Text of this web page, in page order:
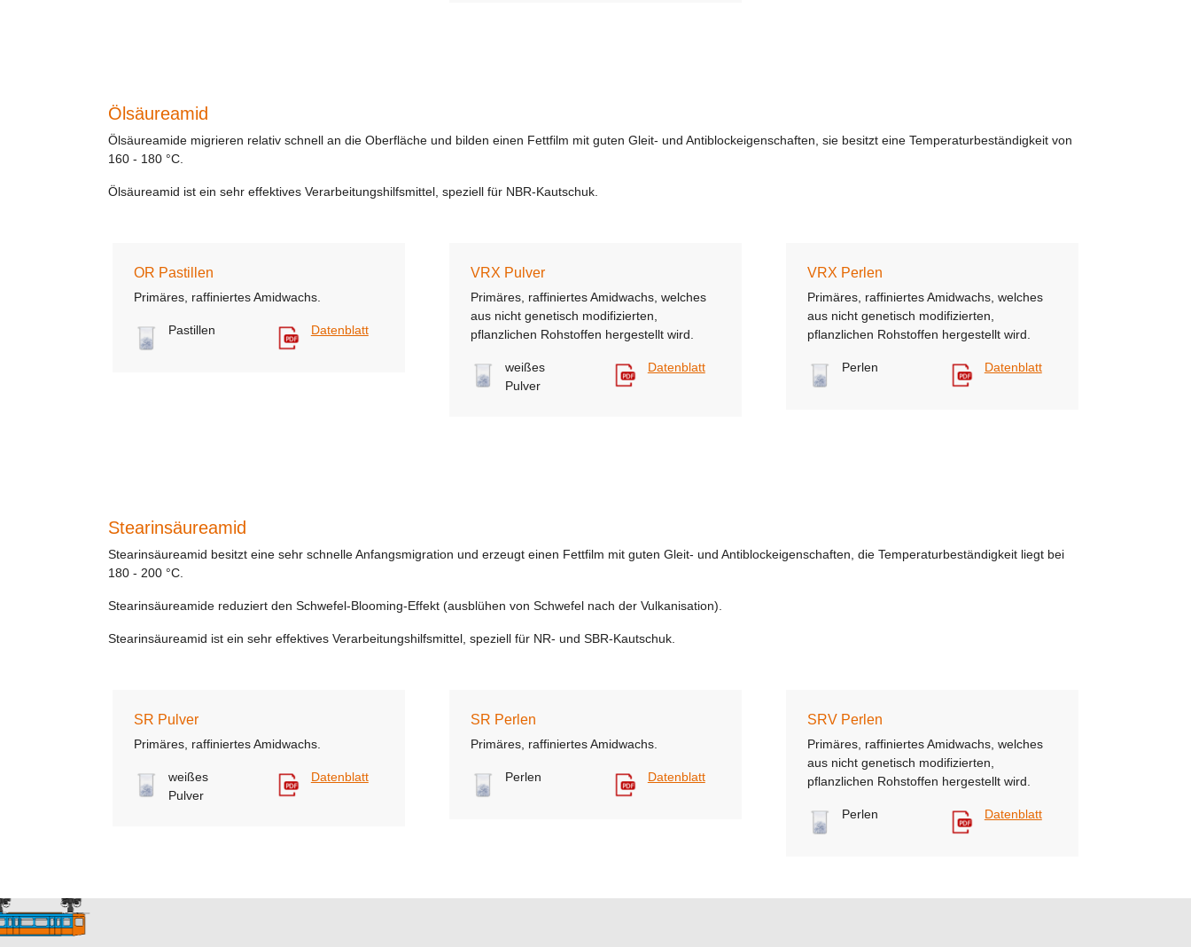
Ölsäureamid
Ölsäureamide migrieren relativ schnell an die Oberfläche und bilden einen Fettfilm mit guten Gleit- und Antiblockeigenschaften, sie besitzt eine Temperaturbeständigkeit von
160 - 180 °C.
Ölsäureamid ist ein sehr effektives Verarbeitungshilfsmittel, speziell für NBR-Kautschuk.
OR Pastillen
Primäres, raffiniertes Amidwachs.
Pastillen Datenblatt
VRX Pulver
Primäres, raffiniertes Amidwachs, welches
aus nicht genetisch modifizierten,
pflanzlichen Rohstoffen hergestellt wird.
weißes
Pulver
Datenblatt
VRX Perlen
Primäres, raffiniertes Amidwachs, welches
aus nicht genetisch modifizierten,
pflanzlichen Rohstoffen hergestellt wird.
Perlen Datenblatt
Stearinsäureamid
Stearinsäureamid besitzt eine sehr schnelle Anfangsmigration und erzeugt einen Fettfilm mit guten Gleit- und Antiblockeigenschaften, die Temperaturbeständigkeit liegt bei
180 - 200 °C.
Stearinsäureamide reduziert den Schwefel-Blooming-Effekt (ausblühen von Schwefel nach der Vulkanisation).
Stearinsäureamid ist ein sehr effektives Verarbeitungshilfsmittel, speziell für NR- und SBR-Kautschuk.
SR Pulver
Primäres, raffiniertes Amidwachs.
weißes
Pulver
Datenblatt
SR Perlen
Primäres, raffiniertes Amidwachs.
Perlen Datenblatt
SRV Perlen
Primäres, raffiniertes Amidwachs, welches
aus nicht genetisch modifizierten,
pflanzlichen Rohstoffen hergestellt wird.
Perlen Datenblatt